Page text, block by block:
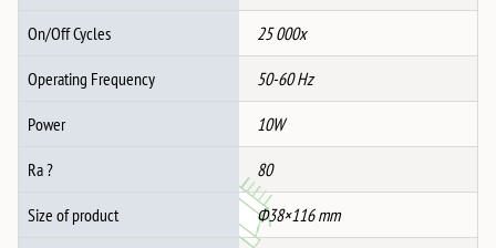
On/Off Cycles 25 000x
Operating Frequency 50-60 Hz
Power 10W
Ra ? 80
Size of product Ф38×116 mm